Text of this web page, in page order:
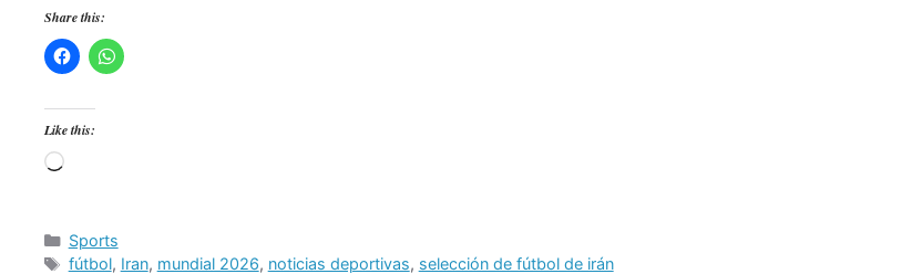
Share this:
Like this:
Loading…
Categories
Sports
Tags
fútbol, Iran, mundial 2026, noticias deportivas, selección de fútbol de irán